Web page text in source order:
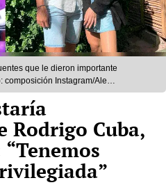
que le dieron importante
composición Instagram/Ale
Rodrigo Cuba,